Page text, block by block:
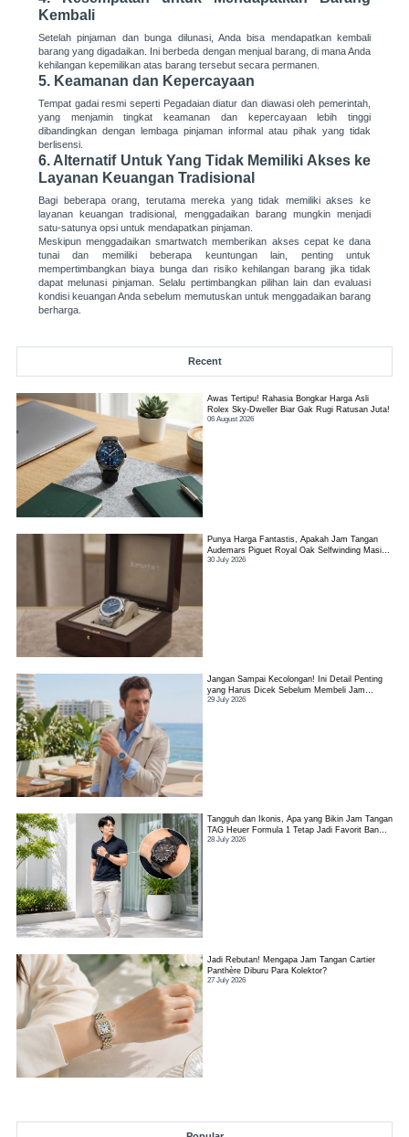
Kembali
Setelah pinjaman dan bunga dilunasi, Anda bisa mendapatkan kembali
barang yang digadaikan. Ini berbeda dengan menjual barang, di mana Anda
kehilangan kepemilikan atas barang tersebut secara permanen.
5. Keamanan dan Kepercayaan
Tempat gadai resmi seperti Pegadaian diatur dan diawasi oleh pemerintah,
yang menjamin tingkat keamanan dan kepercayaan lebih tinggi
dibandingkan dengan lembaga pinjaman informal atau pihak yang tidak
berlisensi.
6. Alternatif Untuk Yang Tidak Memiliki Akses ke
Layanan Keuangan Tradisional
Bagi beberapa orang, terutama mereka yang tidak memiliki akses ke
layanan keuangan tradisional, menggadaikan barang mungkin menjadi
satu-satunya opsi untuk mendapatkan pinjaman.
Meskipun menggadaikan smartwatch memberikan akses cepat ke dana
tunai dan memiliki beberapa keuntungan lain, penting untuk
mempertimbangkan biaya bunga dan risiko kehilangan barang jika tidak
dapat melunasi pinjaman. Selalu pertimbangkan pilihan lain dan evaluasi
kondisi keuangan Anda sebelum memutuskan untuk menggadaikan barang
berharga.
Recent
Awas Tertipu! Rahasia Bongkar Harga Asli
Rolex Sky-Dweller Biar Gak Rugi Ratusan Juta!
06 August 2026
Punya Harga Fantastis, Apakah Jam Tangan
Audemars Piguet Royal Oak Selfwinding Masih
Worth It?
30 July 2026
Jangan Sampai Kecolongan! Ini Detail Penting
yang Harus Dicek Sebelum Membeli Jam
Tangan TAG Heuer Link
29 July 2026
Tangguh dan Ikonis, Apa yang Bikin Jam Tangan
TAG Heuer Formula 1 Tetap Jadi Favorit Banyak
Orang?
28 July 2026
Jadi Rebutan! Mengapa Jam Tangan Cartier
Panthère Diburu Para Kolektor?
27 July 2026